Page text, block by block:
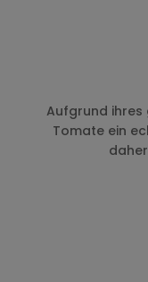
Aufgrund ihres
Tomate ein